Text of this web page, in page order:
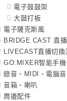
電子鼓鼓架
大鼓打板
電子薩克斯風
BRIDGE CAST 直
LIVECAST直播切換
GO:MIXER智能手
錄音、MIDI、電腦
音箱、喇叭
周邊配件